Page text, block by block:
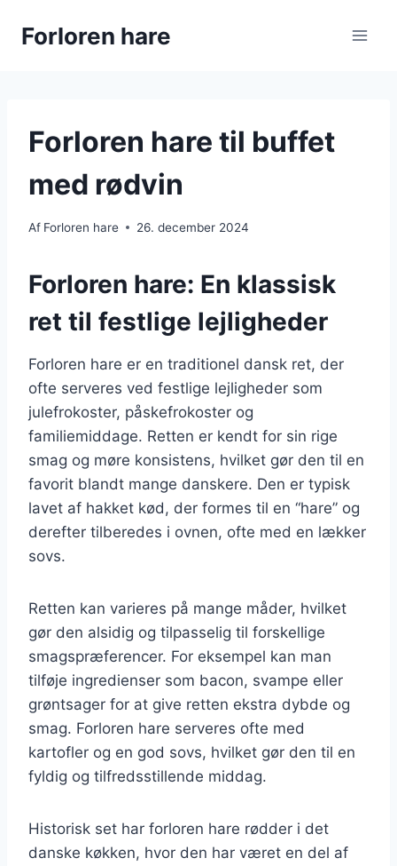
Forloren hare
Forloren hare til buffet
med rødvin
Af Forloren hare 26. december 2024
Forloren hare: En klassisk
ret til festlige lejligheder
Forloren hare er en traditionel dansk ret, der
ofte serveres ved festlige lejligheder som
julefrokoster, påskefrokoster og
familiemiddage. Retten er kendt for sin rige
smag og møre konsistens, hvilket gør den til en
favorit blandt mange danskere. Den er typisk
lavet af hakket kød, der formes til en “hare” og
derefter tilberedes i ovnen, ofte med en lækker
sovs.
Retten kan varieres på mange måder, hvilket
gør den alsidig og tilpasselig til forskellige
smagspræferencer. For eksempel kan man
tilføje ingredienser som bacon, svampe eller
grøntsager for at give retten ekstra dybde og
smag. Forloren hare serveres ofte med
kartofler og en god sovs, hvilket gør den til en
fyldig og tilfredsstillende middag.
Historisk set har forloren hare rødder i det
danske køkken, hvor den har været en del af